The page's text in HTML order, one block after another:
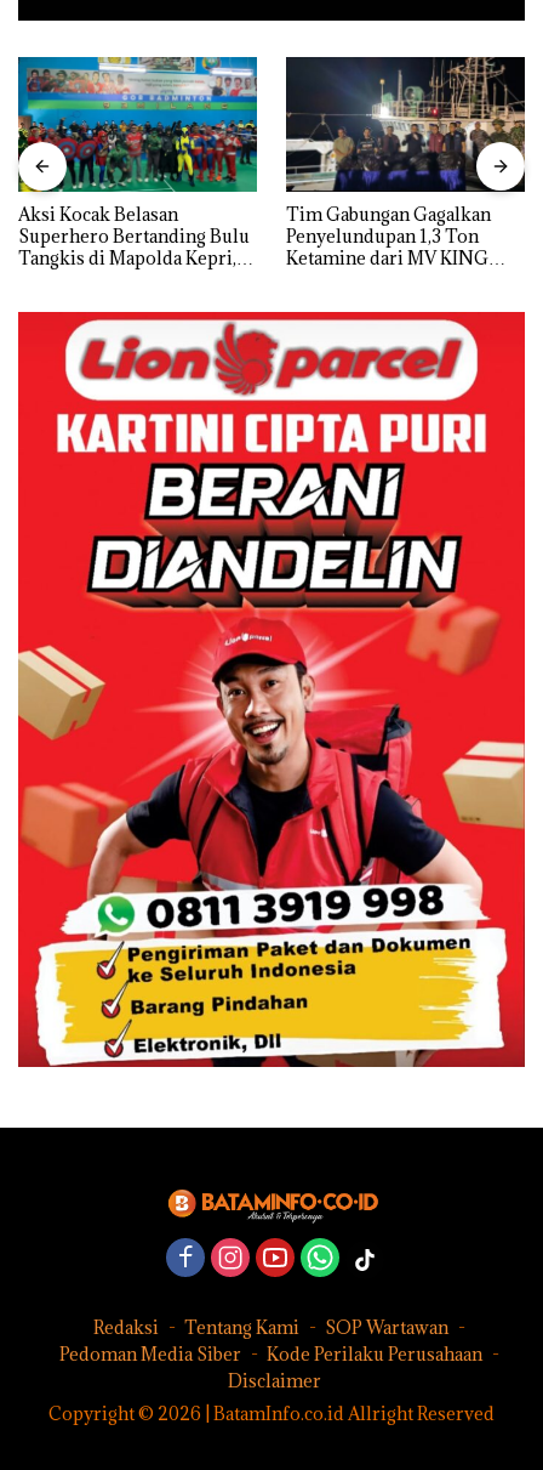
Aksi Kocak Belasan
Superhero Bertanding Bulu
Tangkis di Mapolda Kepri,
Tim Gabungan Gagalkan
Penyelundupan 1,3 Ton
Ketamine dari MV KING
Redaksi Tentang Kami
SOP Wartawan
Pedoman Media Siber
Kode Perilaku Perusahaan
Disclaimer
Copyright © 2026 | BatamInfo.co.id Allright Reserved